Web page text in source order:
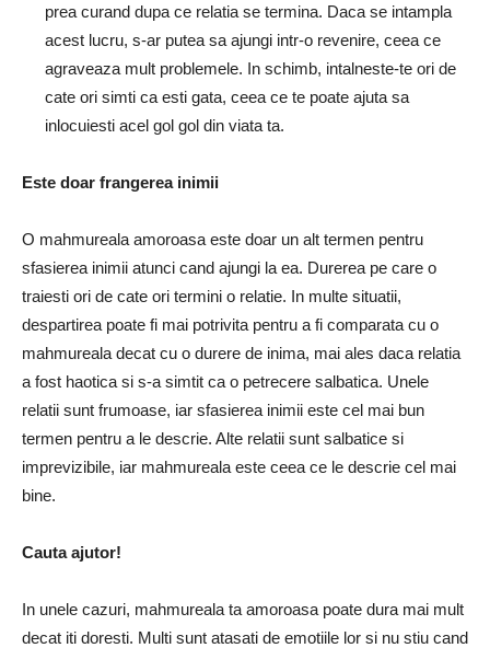
prea curand dupa ce relatia se termina. Daca se intampla
acest lucru, s-ar putea sa ajungi intr-o revenire, ceea ce
agraveaza mult problemele. In schimb, intalneste-te ori de
cate ori simti ca esti gata, ceea ce te poate ajuta sa
inlocuiesti acel gol gol din viata ta.
Este doar frangerea inimii
O mahmureala amoroasa este doar un alt termen pentru
sfasierea inimii atunci cand ajungi la ea. Durerea pe care o
traiesti ori de cate ori termini o relatie. In multe situatii,
despartirea poate fi mai potrivita pentru a fi comparata cu o
mahmureala decat cu o durere de inima, mai ales daca relatia
a fost haotica si s-a simtit ca o petrecere salbatica. Unele
relatii sunt frumoase, iar sfasierea inimii este cel mai bun
termen pentru a le descrie. Alte relatii sunt salbatice si
imprevizibile, iar mahmureala este ceea ce le descrie cel mai
bine.
Cauta ajutor!
In unele cazuri, mahmureala ta amoroasa poate dura mai mult
decat iti doresti. Multi sunt atasati de emotiile lor si nu stiu cand